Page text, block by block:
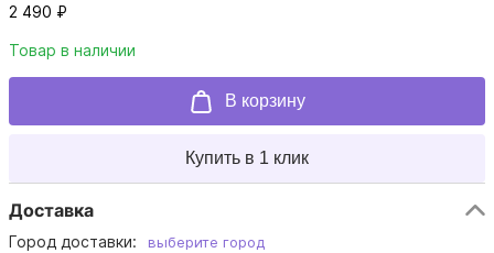
2 490 ₽
Товар в наличии
В корзину
Купить в 1 клик
Доставка
Город доставки: выберите город